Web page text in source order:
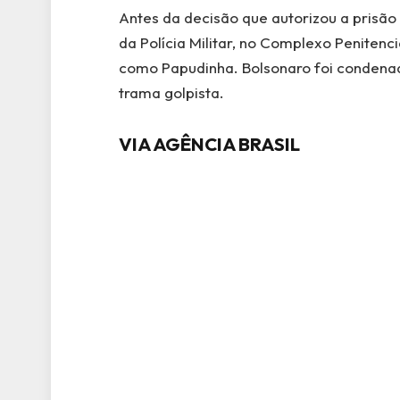
Antes da decisão que autorizou a
da Polícia Militar, no Complexo
como Papudinha. Bolsonaro foi
trama golpista.
VIA AGÊNCIA BRASIL